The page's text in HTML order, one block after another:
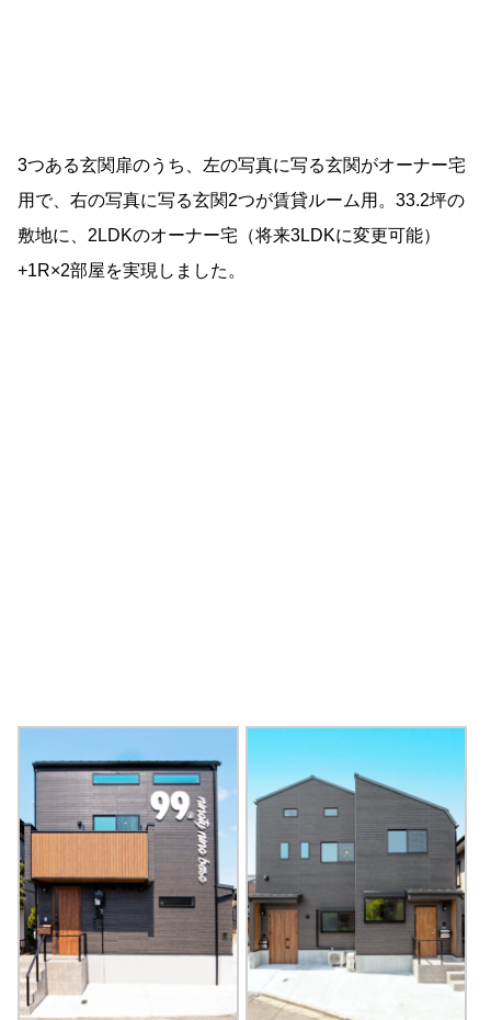
3つある玄関扉のうち、左の写真に写る玄関がオーナー宅
用で、右の写真に写る玄関2つが賃貸ルーム用。33.2坪の
敷地に、2LDKのオーナー宅（将来3LDKに変更可能）
+1R×2部屋を実現しました。